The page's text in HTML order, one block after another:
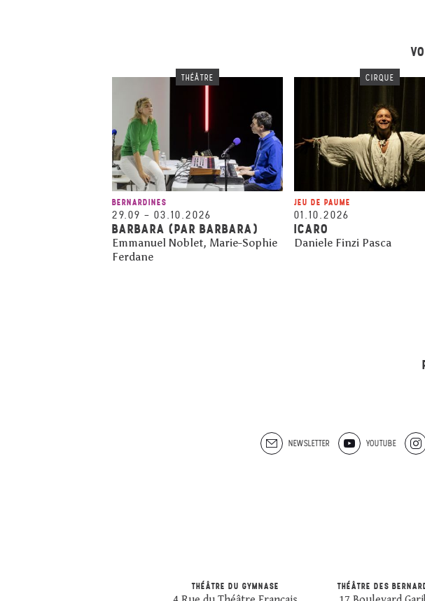
THÉÂTRE
BERNARDINES
29.09 – 03.10.2026
BARBARA (PAR BARBARA)
Emmanuel Noblet, Marie-Sophie
Ferdane
CIRQUE
JEU DE PAUME
01.10.2026
ICARO
Daniele Finzi Pasca
NEWSLETTER YOUTUBE
THÉÂTRE DU GYMNASE THÉÂTRE DES